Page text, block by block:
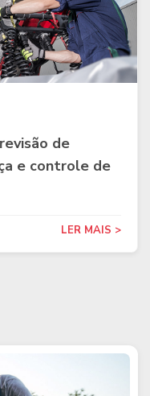
de
e controle de
LER MAIS >